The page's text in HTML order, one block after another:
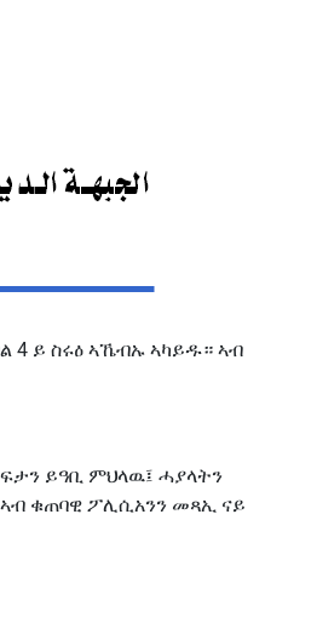
4 ይ ስሩዕ ኣኼብኡ ኣካይዱ። ኣብ
ይዓቢ ምህላዉ፤ ሓያላትን
ቁጠባዊ ፖሊሲአንን መጻኢ ናይ